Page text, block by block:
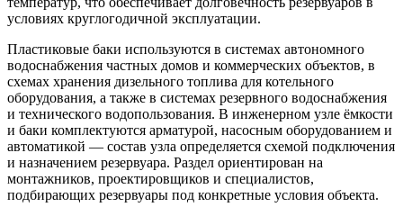
условиях круглогодичной эксплуатации.
Пластиковые баки используются в системах автономного
водоснабжения частных домов и коммерческих объектов, в
схемах хранения дизельного топлива для котельного
оборудования, а также в системах резервного водоснабжения
и технического водопользования. В инженерном узле ёмкости
и баки комплектуются арматурой, насосным оборудованием и
автоматикой — состав узла определяется схемой подключения
и назначением резервуара. Раздел ориентирован на
монтажников, проектировщиков и специалистов,
подбирающих резервуары под конкретные условия объекта.